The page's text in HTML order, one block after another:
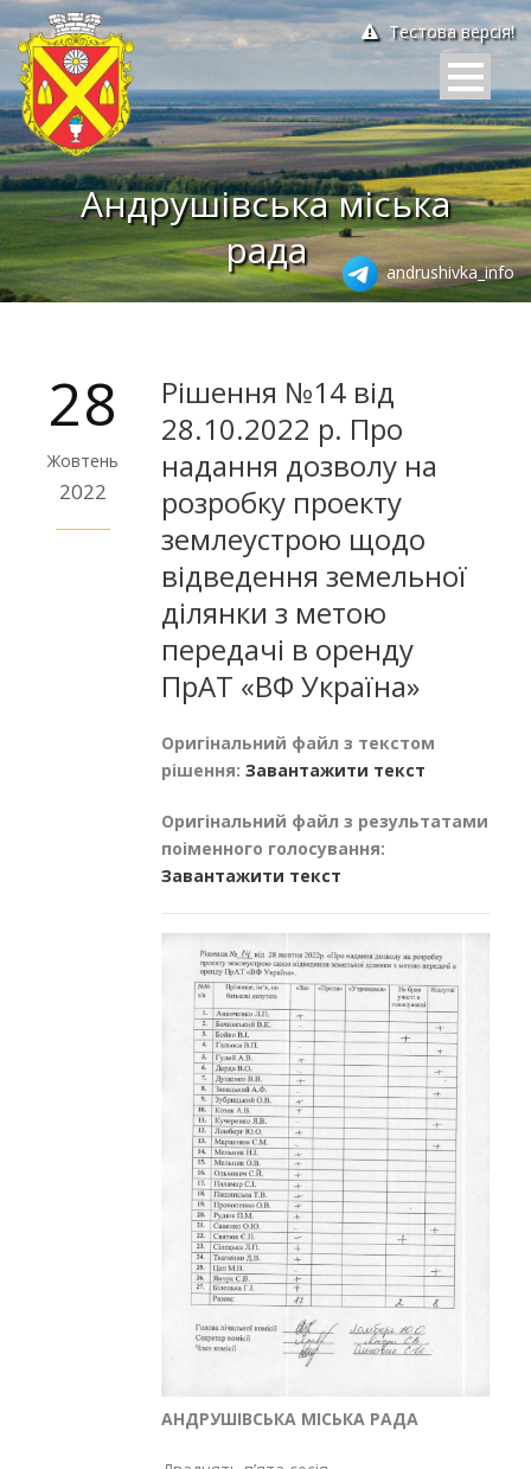
Тестова версія!
Андрушівська міська
рада
andrushivka_info
28
Жовтень
2022
Рішення №14 від
28.10.2022 р. Про
надання дозволу на
розробку проекту
землеустрою щодо
відведення земельної
ділянки з метою
передачі в оренду
ПрАТ «ВФ Україна»
Оригінальний файл з текстом
рішення: Завантажити текст
Оригінальний файл з результатами
поіменного голосування:
Завантажити текст
АНДРУШІВСЬКА МІСЬКА РАДА